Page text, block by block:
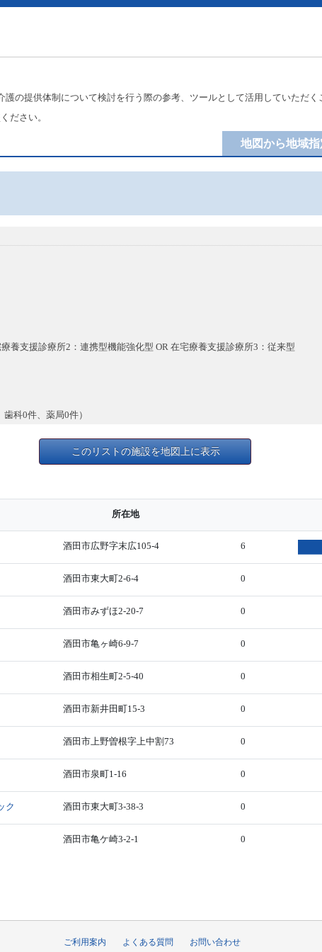
の提供体制について検討を行う際の参考、ツールとして活用していただく
ださい。
地図から地域指
養支援診療所2：連携型機能強化型 OR 在宅療養支援診療所3：従来型
科0件、薬局0件）
このリストの施設を地図上に表示
所在地
酒田市広野字末広105-4 6
酒田市東大町2-6-4 0
酒田市みずほ2-20-7 0
酒田市亀ヶ崎6-9-7 0
酒田市相生町2-5-40 0
酒田市新井田町15-3 0
酒田市上野曽根字上中割73 0
酒田市泉町1-16 0
ク 酒田市東大町3-38-3 0
酒田市亀ケ崎3-2-1 0
ご利用案内 よくある質問 お問い合わせ